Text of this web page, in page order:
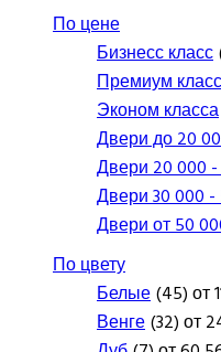
По цене
Бизнесс класс
Премиум класс
Эконом класса
Двери до 20
Двери 20 000
Двери 30 000
Двери от 50
По цвету
Белые(45) от
Венге(32) от